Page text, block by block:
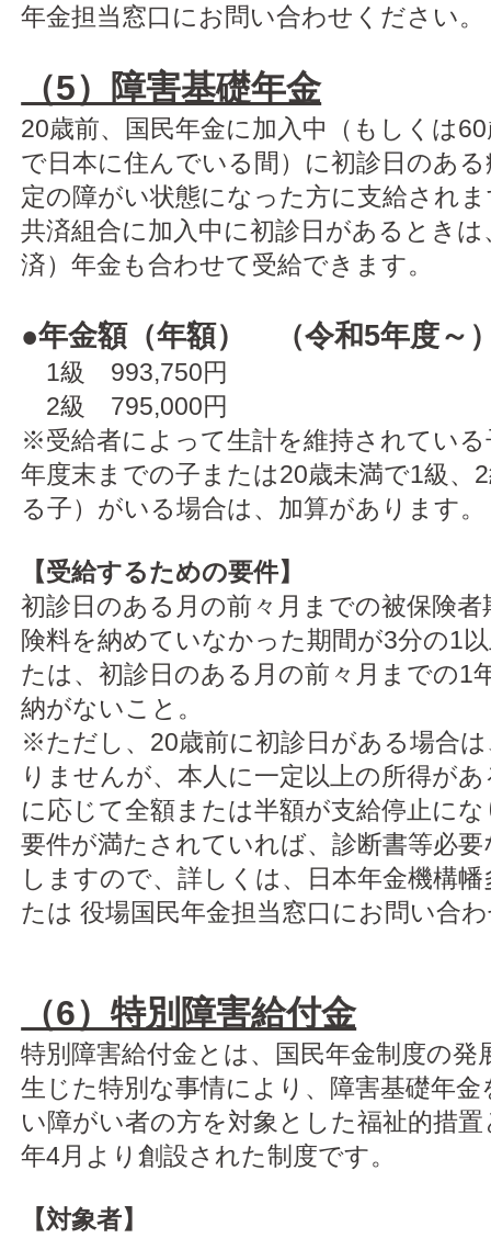
年金担当窓口にお問い合わせください。
（5）障害基礎年金
20歳前、国民年金に加入中（もしくは
で日本に住んでいる間）に初診日のあ
定の障がい状態になった方に支給され
共済組合に加入中に初診日があるときは
済）年金も合わせて受給できます。
●年金額（年額） （令和5年度～
1級 993,750円
2級 795,000円
※受給者によって生計を維持されてい
年度末までの子または20歳未満で1級、
る子）がいる場合は、加算があります。
【受給するための要件】
初診日のある月の前々月までの被保険
険料を納めていなかった期間が3分の1
たは、初診日のある月の前々月までの1
納がないこと。
※ただし、20歳前に初診日がある場合
りませんが、本人に一定以上の所得が
に応じて全額または半額が支給停止に
要件が満たされていれば、診断書等必
しますので、詳しくは、日本年金機構
たは 役場国民年金担当窓口にお問い合
（6）特別障害給付金
特別障害給付金とは、国民年金制度の発
生じた特別な事情により、障害基礎年
い障がい者の方を対象とした福祉的措
年4月より創設された制度です。
【対象者】